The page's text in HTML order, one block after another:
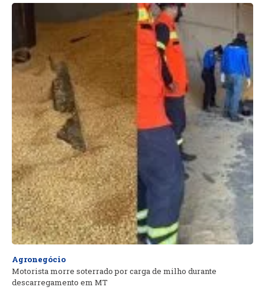
Agronegócio
Motorista morre soterrado por carga de milho durante
descarregamento em MT